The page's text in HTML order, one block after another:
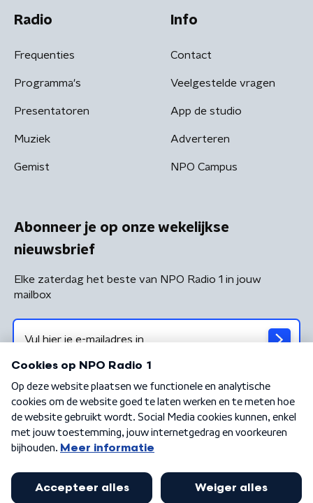
Radio
Frequenties
Programma's
Presentatoren
Muziek
Gemist
Info
Contact
Veelgestelde vragen
App de studio
Adverteren
NPO Campus
Abonneer je op onze wekelijkse
nieuwsbrief
Elke zaterdag het beste van NPO Radio 1 in jouw
mailbox
Algemene voorwaarden Privacybeleid